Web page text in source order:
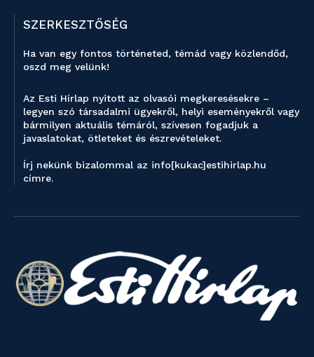
SZERKESZTŐSÉG
Ha van egy fontos történeted, témád vagy közlendőd,
oszd meg velünk!
Az Esti Hírlap nyitott az olvasói megkeresésekre –
legyen szó társadalmi ügyekről, helyi eseményekről vagy
bármilyen aktuális témáról, szívesen fogadjuk a
javaslatokat, ötleteket és észrevételeket.
Írj nekünk bizalommal az info[kukac]estihirlap.hu
címre.